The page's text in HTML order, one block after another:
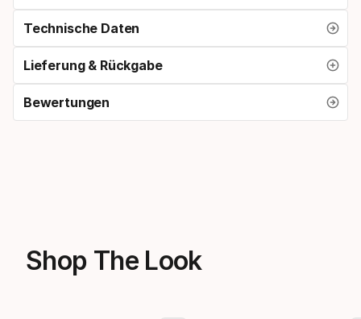
Technische Daten
Lieferung & Rückgabe
Bewertungen
Shop The Look